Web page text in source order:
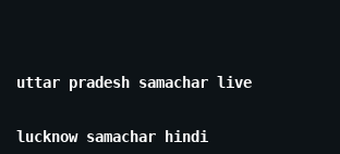
uttar pradesh samachar live
lucknow samachar hindi